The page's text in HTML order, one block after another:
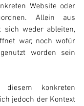
Website oder
Allein aus
sich weder ableiten,
war, noch wofür
worden sein
diesem konkreten
jedoch der Kontext